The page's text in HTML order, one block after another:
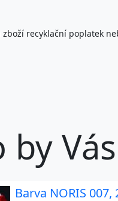
zboží recyklační poplatek
by
Barva NORIS